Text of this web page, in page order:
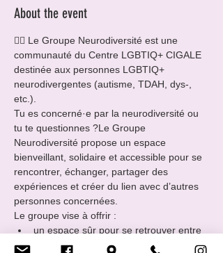
About the event
🏳️‍🌈 Le Groupe Neurodiversité est une
communauté du Centre LGBTIQ+ CIGALE
destinée aux personnes LGBTIQ+
neurodivergentes (autisme, TDAH, dys-,
etc.).
Tu es concerné·e par la neurodiversité ou
tu te questionnes ?Le Groupe
Neurodiversité propose un espace
bienveillant, solidaire et accessible pour se
rencontrer, échanger, partager des
expériences et créer du lien avec d’autres
personnes concernées.
Le groupe vise à offrir :
un espace sûr pour se retrouver entre
pair·es,